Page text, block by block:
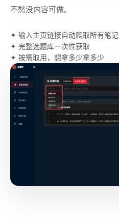
不愁没内容可做。
✦ 输入主页链接自动爬取所有笔记
✦ 完整选题库一次性获取
✦ 按需取用，想拿多少拿多少